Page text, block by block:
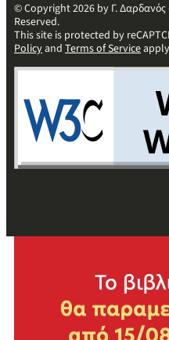
© Copyright 2026 by Γ.
Reserved.
This site is protected by
Policyand Terms of Service